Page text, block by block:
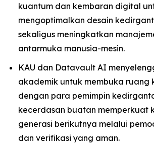
kuantum dan kembaran digital
mengoptimalkan desain
sekaligus meningkatkan
antarmuka manusia-mesin.
KAU dan Datavault AI
akademik untuk membuka ruang
dengan para pemimpin
kecerdasan buatan memperkuat
generasi berikutnya melalui
dan verifikasi yang aman.